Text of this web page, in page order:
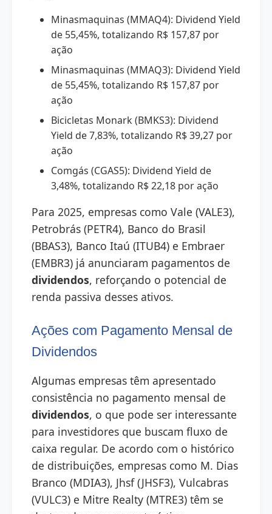
Minasmaquinas (MMAQ4): Dividend Yield
de 55,45%, totalizando R$ 157,87 por
ação
Minasmaquinas (MMAQ3): Dividend Yield
de 55,45%, totalizando R$ 157,87 por
ação
Bicicletas Monark (BMKS3): Dividend
Yield de 7,83%, totalizando R$ 39,27 por
ação
Comgás (CGAS5): Dividend Yield de
3,48%, totalizando R$ 22,18 por ação
Para 2025, empresas como Vale (VALE3),
Petrobrás (PETR4), Banco do Brasil
(BBAS3), Banco Itaú (ITUB4) e Embraer
(EMBR3) já anunciaram pagamentos de
dividendos, reforçando o potencial de
renda passiva desses ativos.
Ações com Pagamento Mensal de
Dividendos
Algumas empresas têm apresentado
consistência no pagamento mensal de
dividendos, o que pode ser interessante
para investidores que buscam fluxo de
caixa regular. De acordo com o histórico
de distribuições, empresas como M. Dias
Branco (MDIA3), Jhsf (JHSF3), Vulcabras
(VULC3) e Mitre Realty (MTRE3) têm se